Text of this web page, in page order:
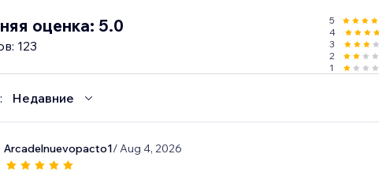
оценка: 5.0
123
5
4
3
2
1
Недавние
Arcadelnuevopacto1/ Aug 4, 2026